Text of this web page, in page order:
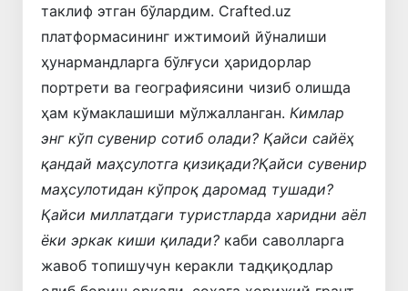
таклиф этган бўлардим. Crafted.uz
платформасининг ижтимоий йўналиши
ҳунармандларга бўлғуси ҳаридорлар
портрети ва географиясини чизиб олишда
ҳам кўмаклашиши мўлжалланган. Кимлар
энг кўп сувенир сотиб олади? Қайси сайёҳ
қандай маҳсулотга қизиқади?Қайси сувенир
маҳсулотидан кўпроқ даромад тушади?
Қайси миллатдаги туристларда харидни аёл
ёки эркак киши қилади? каби саволларга
жавоб топишучун керакли тадқиқодлар